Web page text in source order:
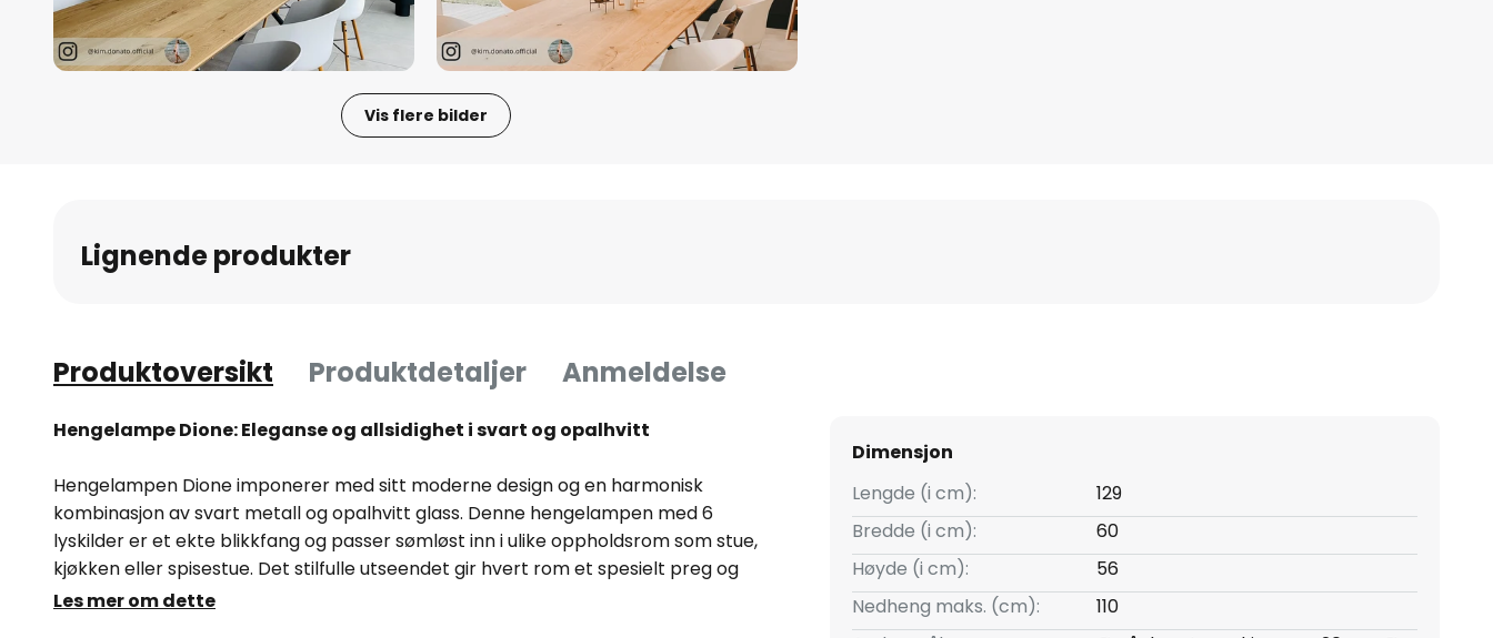
Vis flere bilder
bildegalleri
Lignende produkter
Produktoversikt Produktdetaljer Anmeldelse
Hengelampe Dione: Eleganse og allsidighet i svart og opalhvitt
Hengelampen Dione imponerer med sitt moderne design og en harmonisk
kombinasjon av svart metall og opalhvitt glass. Denne hengelampen med 6
lyskilder er et ekte blikkfang og passer sømløst inn i ulike oppholdsrom som stue,
kjøkken eller spisestue. Det stilfulle utseendet gir hvert rom et spesielt preg og
skaper en innbydende atmosfære.
Les mer om dette
Dimensjon
Lengde (i cm):
129
Bredde (i cm):
60
Høyde (i cm):
56
Nedheng maks. (cm):
110